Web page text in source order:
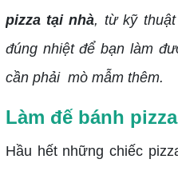
pizza tại nhà, từ kỹ
đúng nhiệt để bạn làm
cần phải mò mẫm thêm.
Làm đế bánh pizza
Hầu hết những chiếc